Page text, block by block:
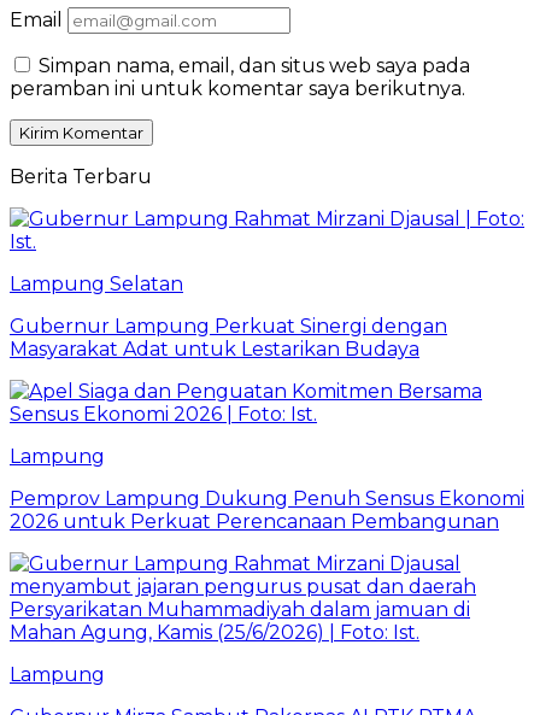
Email
Simpan nama, email, dan situs web saya pada
peramban ini untuk komentar saya berikutnya.
Berita Terbaru
Lampung Selatan
Gubernur Lampung Perkuat Sinergi dengan
Masyarakat Adat untuk Lestarikan Budaya
Lampung
Pemprov Lampung Dukung Penuh Sensus Ekonomi
2026 untuk Perkuat Perencanaan Pembangunan
Lampung